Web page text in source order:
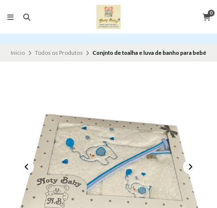
0
Inicio Todos os Produtos Conjnto de toalha e luva de banho para bebé